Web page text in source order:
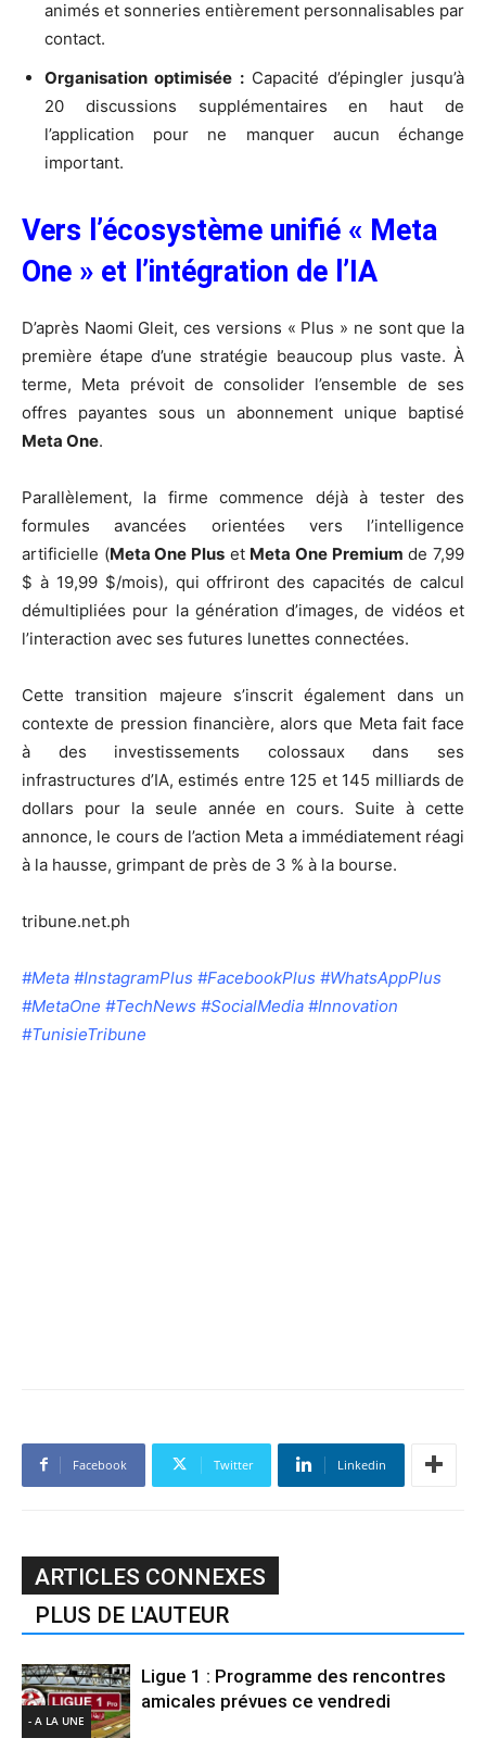
animés et sonneries entièrement personnalisables par
contact.
Organisation optimisée :Capacité d’épingler jusqu’à
20 discussions supplémentaires en haut de
l’application pour ne manquer aucun échange
important.
Vers l’écosystème unifié « Meta
One » et l’intégration de l’IA
D’après Naomi Gleit, ces versions « Plus » ne sont que la
première étape d’une stratégie beaucoup plus vaste. À
terme, Meta prévoit de consolider l’ensemble de ses
offres payantes sous un abonnement unique baptisé
Meta One.
Parallèlement, la firme commence déjà à tester des
formules avancées orientées vers l’intelligence
artificielle (Meta One Plus et Meta One Premium de 7,99
$ à 19,99 $/mois), qui offriront des capacités de calcul
démultipliées pour la génération d’images, de vidéos et
l’interaction avec ses futures lunettes connectées.
Cette transition majeure s’inscrit également dans un
contexte de pression financière, alors que Meta fait face
à des investissements colossaux dans ses
infrastructures d’IA, estimés entre 125 et 145 milliards de
dollars pour la seule année en cours. Suite à cette
annonce, le cours de l’action Meta a immédiatement réagi
à la hausse, grimpant de près de 3 % à la bourse.
tribune.net.ph
#Meta #InstagramPlus #FacebookPlus #WhatsAppPlus
#MetaOne #TechNews #SocialMedia #Innovation
#TunisieTribune
Facebook Twitter Linkedin
ARTICLES CONNEXES
PLUS DE L'AUTEUR
- A LA UNE
Ligue 1 : Programme des rencontres
amicales prévues ce vendredi